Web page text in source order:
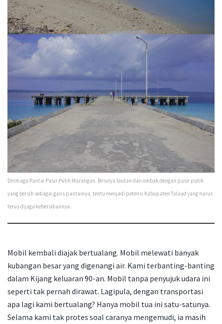
Dermaga Pantai Pasir Putih Marangan. Birunya lautan dan ombak dengan pasir putih
yang bersih sebagai garis pantainya, tentu menjadi potensi Kabupaten Talaud yang harus
terus dijaga kebersihannya.
Mobil kembali diajak bertualang. Mobil melewati banyak
kubangan besar yang digenangi air. Kami terbanting-banting
dalam Kijang keluaran 90-an. Mobil tanpa penyujuk udara ini
seperti tak pernah dirawat. Lagipula, dengan transportasi
apa lagi kami bertualang? Hanya mobil tua ini satu-satunya.
Selama kami tak protes soal caranya mengemudi, ia masih